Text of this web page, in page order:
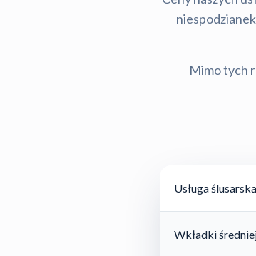
Mimo tych
Usługa
Wkładki